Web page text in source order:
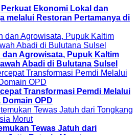
Perkuat Ekonomi Lokal dan
melalui Restoran Pertamanya di
dan Agrowisata, Pupuk Kaltim
Abadi di Bulutana Sulsel
Transformasi Pemdi Melalui
Domain OPD
Tewas Jatuh dari